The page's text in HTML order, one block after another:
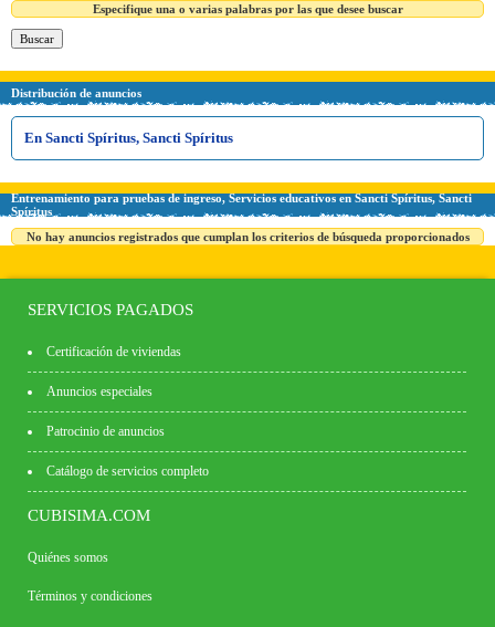
Especifique una o varias palabras por las que desee buscar
Distribución de anuncios
En Sancti Spíritus, Sancti Spíritus
Entrenamiento para pruebas de ingreso, Servicios educativos en Sancti Spíritus, Sancti
Spíritus
No hay anuncios registrados que cumplan los criterios de búsqueda proporcionados
SERVICIOS PAGADOS
Certificación de viviendas
Anuncios especiales
Patrocinio de anuncios
Catálogo de servicios completo
CUBISIMA.COM
Quiénes somos
Términos y condiciones